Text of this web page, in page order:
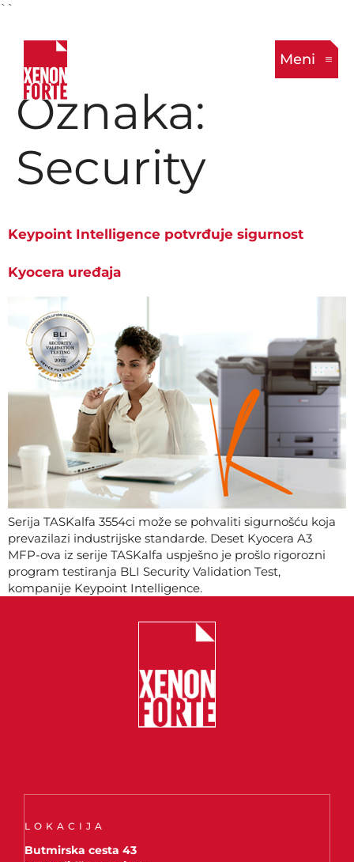
``
Meni
Oznaka:
Security
Keypoint Intelligence potvrđuje sigurnost
Kyocera uređaja
Serija TASKalfa 3554ci može se pohvaliti sigurnošću koja
prevazilazi industrijske standarde. Deset Kyocera A3
MFP-ova iz serije TASKalfa uspješno je prošlo rigorozni
program testiranja BLI Security Validation Test,
kompanije Keypoint Intelligence.
LOKACIJA
Butmirska cesta 43